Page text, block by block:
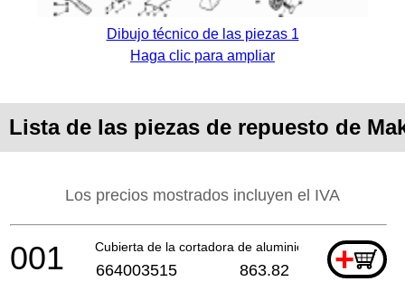
Dibujo técnico de las piezas 1
Haga clic para ampliar
Lista de las piezas de repuesto de
Los precios mostrados incluyen el IVA
Cubierta de la cortadora de aluminio +
001 664003515 863.82